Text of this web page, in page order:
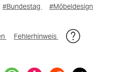
#Bundestag #Möbeldesign
Fehlerhinweis